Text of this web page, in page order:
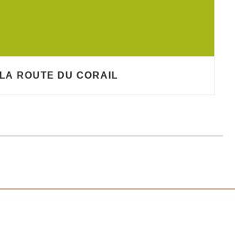
LA ROUTE DU CORAIL